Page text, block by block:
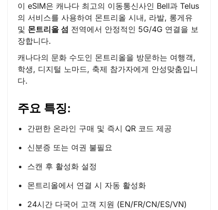
이 eSIM은 캐나다 최고의 이동통신사인 Bell과 Telus
의 서비스를 사용하여 몬트리올 시내, 라발, 롱게유
및 몬트리올 섬 전역에서 안정적인 5G/4G 연결을 보
장합니다.
캐나다의 문화 수도인 몬트리올을 방문하는 여행객,
학생, 디지털 노마드, 축제 참가자에게 안성맞춤입니
다.
주요 특징:
간편한 온라인 구매 및 즉시 QR 코드 제공
신분증 또는 여권 불필요
스캔 후 활성화 설정
몬트리올에서 연결 시 자동 활성화
24시간 다국어 고객 지원 (EN/FR/CN/ES/VN)